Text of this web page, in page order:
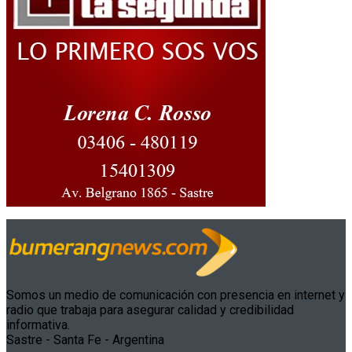
Somos un medio de comunicación con presencia en internet y
radio que trabaja para asegurar calidad y credibilidad
informativa.
Sastre - Santa Fe - Argentina